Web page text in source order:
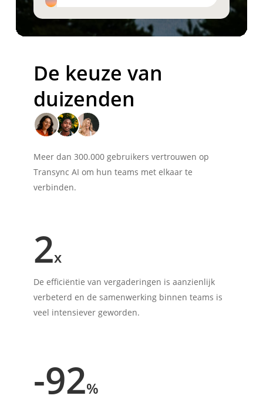
De keuze van
duizenden
Meer dan 300.000 gebruikers vertrouwen op
Transync AI om hun teams met elkaar te
verbinden.
2x
De efficiëntie van vergaderingen is aanzienlijk
verbeterd en de samenwerking binnen teams is
veel intensiever geworden.
-92%